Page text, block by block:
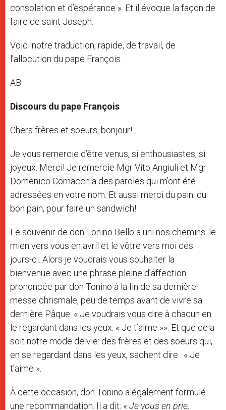
consolation et d’espérance ». Et il évoque la façon de
faire de saint Joseph.
Voici notre traduction, rapide, de travail, de
l’allocution du pape François.
AB
Discours du pape François
Chers frères et soeurs, bonjour!
Je vous remercie d’être venus, si enthousiastes, si
joyeux. Merci! Je remercie Mgr Vito Angiuli et Mgr
Domenico Cornacchia des paroles qui m’ont été
adressées en votre nom. Et aussi merci du pain: du
bon pain, pour faire un sandwich!
Le souvenir de don Tonino Bello a uni nos chemins: le
mien vers vous en avril et le vôtre vers moi ces
jours-ci. Alors je voudrais vous souhaiter la
bienvenue avec une phrase pleine d’affection
prononcée par don Tonino à la fin de sa dernière
messe chrismale, peu de temps avant de vivre sa
dernière Pâque: « Je voudrais vous dire à chacun en
le regardant dans les yeux: « Je t’aime »». Et que cela
soit notre mode de vie: des frères et des soeurs qui,
en se regardant dans les yeux, sachent dire : « Je
t’aime ».
À cette occasion, don Tonino a également formulé
une recommandation. Il a dit: « Je vous en prie,